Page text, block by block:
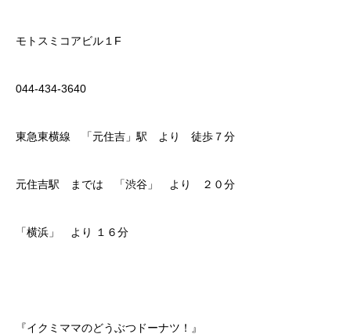
モトスミコアビル１F
044-434-3640
東急東横線 「元住吉」駅 より 徒歩７分
元住吉駅 までは 「渋谷」 より ２０分
「横浜」 より １６分
『イクミママのどうぶつドーナツ！』